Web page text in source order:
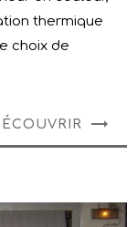
thermique
choix de